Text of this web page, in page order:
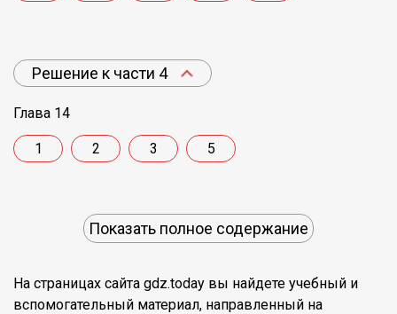
Решение к части 4
Глава 14
1 2 3 5
Показать полное содержание
На страницах сайта gdz.today вы найдете учебный и
вспомогательный материал, направленный на